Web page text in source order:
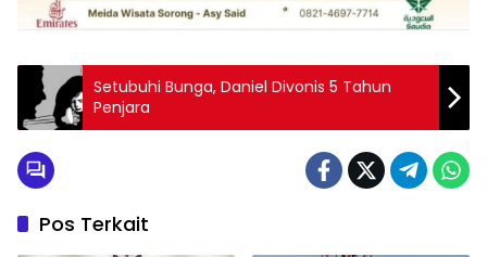
Setubuhi Bunga, Daniel Divonis 5 Tahun
Penjara
Pos Terkait